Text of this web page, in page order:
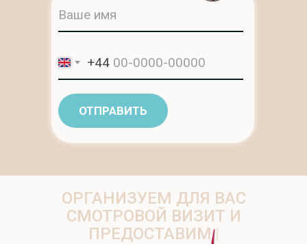
ПРЕИМУЩЕСТВА
+44
ОТПРАВИТЬ
ОРГАНИЗУЕМ ДЛЯ ВАС
СМОТРОВОЙ ВИЗИТ И
ПРЕДОСТАВИМ:|